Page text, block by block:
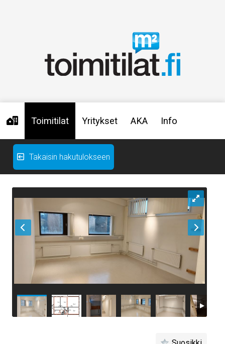
Toimitilat Yritykset AKA Info
Takaisin hakutulokseen